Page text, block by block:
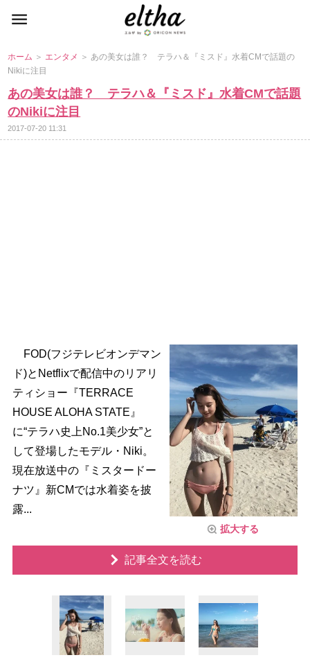
ホーム ＞ エンタメ ＞ あの美女は誰？ テラハ＆『ミスド』水着CMで話題の
Nikiに注目
あの美女は誰？ テラハ＆『ミスド』水着CMで話題
のNikiに注目
2017-07-20 11:31
拡大する
FOD(フジテレビオンデマン
ド)とNetflixで配信中のリアリ
ティショー『TERRACE
HOUSE ALOHA STATE』
に“テラハ史上No.1美少女”と
して登場したモデル・Niki。
現在放送中の『ミスタードー
ナツ』新CMでは水着姿を披
露...
記事全文を読む